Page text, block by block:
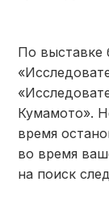
По выставке
Кумамото».
время
во время
на поиск